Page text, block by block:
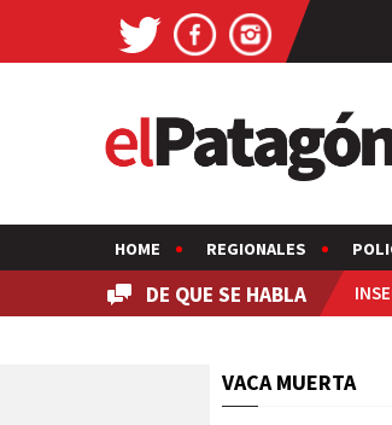
HOME REGIONALES
DE QUE SE HABLA
VACA MUERTA